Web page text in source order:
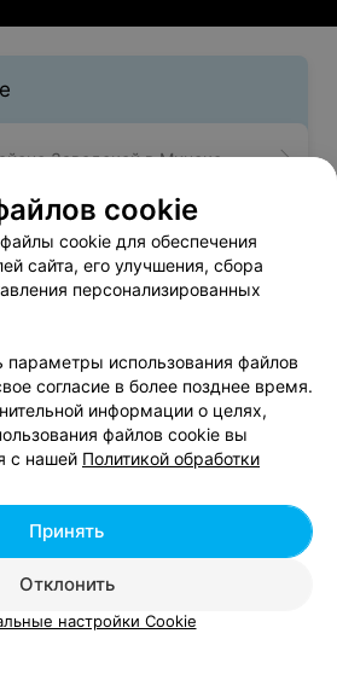
Заводской в Минске
Заводской в Минске
Заводской в Минске
Добавить компанию
Добавить специалиста
cookie
cookie для обеспечения
сайта, его улучшения, сбора
персонализированных
использования файлов
согласие в более позднее время.
информации о целях,
файлов cookie вы
с нашей Политикой обработки
Отклонить
Принять
настройки Cookie